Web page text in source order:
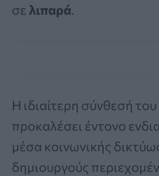
σε λιπαρά.
Η ιδιαίτερη σύνθεσή του
προκαλέσει έντονο
μέσα κοινωνικής
δημιουργούς